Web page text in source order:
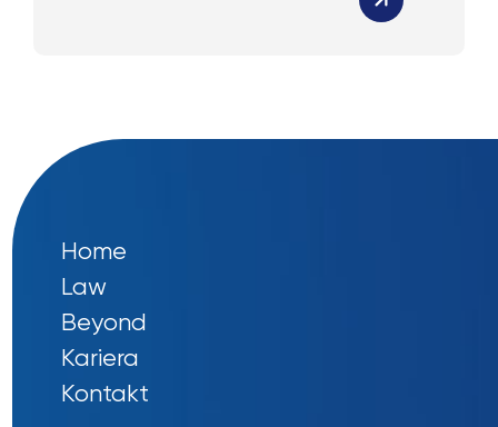
Home
Law
Beyond
Kariera
Kontakt